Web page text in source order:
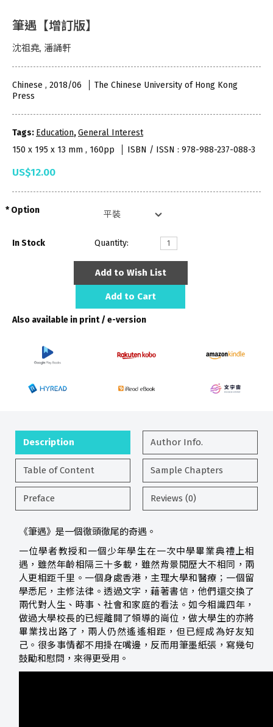
筆遇【增訂版】
沈祖堯, 潘誦軒
Chinese , 2018/06
The Chinese University of Hong Kong
Press
Tags: Education,General Interest
150 x 195 x 13 mm , 160pp
ISBN / ISSN : 978-988-237-088-3
US$12.00
Option
In Stock Quantity:
Add to Wish List
Add to Cart
Also available in print / e-version
Description Author Info.
Table of Content Sample Chapters
Preface Reviews (0)
《筆遇》是一個徹頭徹尾的奇遇。
一位學者教授和一個少年學生在一次中學畢業典禮上相
遇，雖然年齡相隔三十多載，雖然背景閱歷大不相同，兩
人更相距千里。一個身處香港，主理大學和醫療；一個留
學悉尼，主修法律。透過文字，藉著書信，他們還交換了
兩代對人生、時事、社會和家庭的看法。如今相識四年，
做過大學校長的已經離開了領導的崗位，做大學生的亦將
畢業找出路了，兩人仍然遙遙相距，但已經成為好友知
己。很多事情都不用掛在嘴邊，反而用筆墨紙張，寫幾句
鼓勵和慰問，來得更受用。